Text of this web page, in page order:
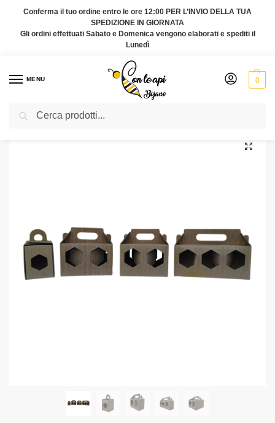
Conferma il tuo ordine entro le ore 12:00 PER L’INVIO DELLA TUA
SPEDIZIONE IN GIORNATA
Gli ordini effettuati Sabato e Domenica vengono elaborati e spediti il
Lunedì
MENU 0
Home Offerte / Scatola regalo in cartone cannettato da 250g